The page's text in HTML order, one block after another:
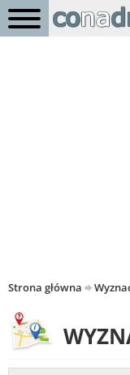
Strona główna